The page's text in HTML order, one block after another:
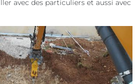
avec des particuliers et aussi avec